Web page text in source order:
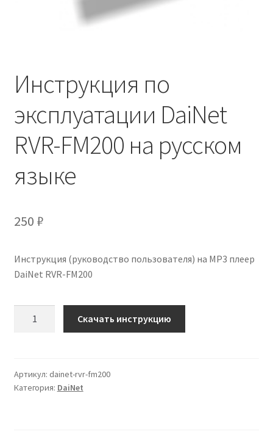
Инструкция по
эксплуатации DaiNet
RVR-FM200 на русском
языке
250 ₽
Инструкция (руководство пользователя) на MP3 плеер
DaiNet RVR-FM200
DaiNet
RVR-
Скачать инструкцию
Артикул: dainet-rvr-fm200
Категория: DaiNet